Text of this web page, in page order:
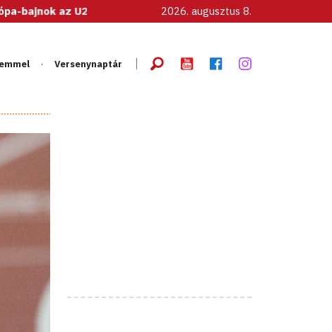
as női válogatott! 2026. augusztus 8.
Versenynaptár